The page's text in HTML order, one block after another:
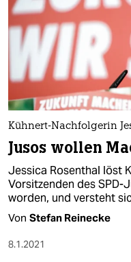
Kühnert-Nachfolgerin
Jusos wollen
Jessica Rosenthal löst
Vorsitzenden des
worden, und versteht
Von Stefan Reinecke
8.1.2021